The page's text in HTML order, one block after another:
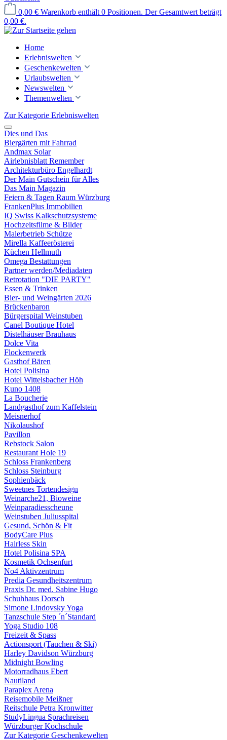
0,00 € Warenkorb enthält 0 Positionen. Der Gesamtwert beträgt
0,00 €.
Home
Erlebniswelten
Geschenkewelten
Urlaubswelten
Newswelten
Themenwelten
Zur Kategorie Erlebniswelten
Dies und Das
Biergärten mit Fahrrad
Andmax Solar
Airlebnisblatt Remember
Architekturbüro Engelhardt
Der Main Gutschein für Alles
Das Main Magazin
Feiern & Tagen Raum Würzburg
FrankenPlus Immobilien
IQ Swiss Kalkschutzsysteme
Hochzeitsfilme & Bilder
Malerbetrieb Schütze
Mirella Kaffeerösterei
Küchen Hellmuth
Omega Bestattungen
Partner werden/Mediadaten
Retrotation "DIE PARTY"
Essen & Trinken
Bier- und Weingärten 2026
Brückenbaron
Bürgerspital Weinstuben
Canel Boutique Hotel
Distelhäuser Brauhaus
Dolce Vita
Flockenwerk
Gasthof Bären
Hotel Polisina
Hotel Wittelsbacher Höh
Kuno 1408
La Boucherie
Landgasthof zum Kaffelstein
Meisnerhof
Nikolaushof
Pavillon
Rebstock Salon
Restaurant Hole 19
Schloss Frankenberg
Schloss Steinburg
Sophienbäck
Sweetnes Tortendesign
Weinarche21, Bioweine
Weinparadiesscheune
Weinstuben Juliusspital
Gesund, Schön & Fit
BodyCare Plus
Hairless Skin
Hotel Polisina SPA
Kosmetik Ochsenfurt
No4 Aktivzentrum
Predia Gesundheitszentrum
Praxis Dr. med. Sabine Hugo
Schuhhaus Dorsch
Simone Lindovsky Yoga
Tanzschule Step ´n´Standard
Yoga Studio 108
Freizeit & Spass
Actionsport (Tauchen & Ski)
Harley Davidson Würzburg
Midnight Bowling
Motorradhaus Ebert
Nautiland
Paraplex Arena
Reisemobile Meißner
Reitschule Petra Kronwitter
StudyLingua Sprachreisen
Würzburger Kochschule
Zur Kategorie Geschenkewelten